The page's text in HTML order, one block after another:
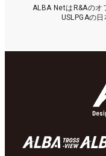
ALBA NetはR&Aのオ
USLPGAの